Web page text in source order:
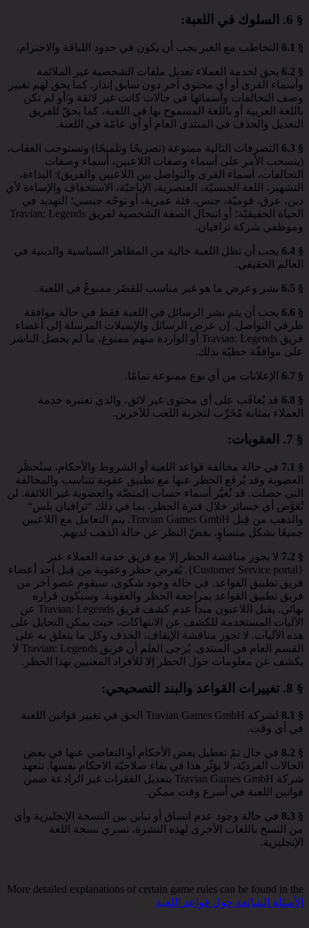
§ 6. السلوك في اللعبة:
§ 6.1 التخاطب مع الغير يجب أن يكون في حدود اللباقة والاحترام.
§ 6.2
يحق لخدمة العملاء تعديل ملفات الشخصية غير الملائمة
وأسماء القرى أو أي محتوى آخر دون سابق إنذار. كما يحق لهم تغيير
وصف التحالفات وأسمائها في حالات كانت غير لائقة و/أو لم تكن
باللغة العربية أو باللغة المسموح بها في اللعبة، كما يحقّ للفريق
التعديل والحذف في المنتدى العام أو أي عامّة في اللعبة.
§ 6.3
التصرفات التالية ممنوعة (تصريحًا وتلميحًا) وتستوجب العقاب،
(ينسحب الأمر على أسماء وصفات اللاعبين، أسماء وصفات
التحالفات، أسماء القرى والتواصل بين اللاعبين والفريق): البذاءة،
التشهير، اللغة الجنسيّة، العنصرية، الإباحيّة، الاستخفاف والإساءة لأي
دين، عرق، قوميّة، جنس، فئة عمرية، أو توجّه جنسي؛ التهديد في
الحياة الحقيقيّة؛ أو انتحال الصفة الشخصية لفريق Travian: Legends
وموظفي شركة ترافيان.
§ 6.4
يجب أن تظل اللعبة خالية من المظاهر السياسية والدينية في
العالم الحقيقي.
§ 6.5 نشر وعرض ما هو غير مناسب للقصّر ممنوعٌ في اللعبة.
§ 6.6
يجب أن يتم نشر الرسائل في اللعبة فقط في حالة موافقة
طرفي التواصل. إن عرض الرسائل والإيميلات المرسلة إلى أعضاء
فريق Travian: Legends أو الواردة منهم ممنوع، ما لم يحصل الناشر
على موافقّة خطيّة بذلك.
§ 6.7 الإعلانات من أي نوع ممنوعة تمامًا.
§ 6.8
قد يُعاقَب على أي محتوى غير لائق، والذي تعتبره خدمة
العملاء بمثابة مُخَرِّب لتجربة اللعب للآخرين.
§ 7. العقوبات:
§ 7.1
في حالة مخالفة قواعد اللعبة أو الشروط والأحكام، ستُحظَر
العضوية وقد يُرفَع الحظر عنها مع تطبيق عقوبة تتناسب والمخالفة
التي حصلت. قد تُغيَّر أسماء حساب المنصَّة والعضوية غير اللائقة. لن
تُعَوَّض أي خسائر خلال فترة الحظر، بما في ذلك “ترافيان بلس“
والذهب من قِبل Travian Games GmbH. يتم التعامل مع اللاعبين
جميعًا بشكل متساوٍ، بغضّ النظر عن حالة الذهب لديهم.
§ 7.2
لا يجوز مناقشة الحظر إلا مع فريق خدمة العملاء عبر
{Customer Service portal}. يُفرض حظر وعقوبة من قِبل أحد أعضاء
فريق تطبيق القواعد. في حالة وجود شكوى، سيقوم عضو آخر من
فريق تطبيق القواعد بمراجعة الحظر والعقوبة. وسيكون قراره
نهائي. يقبل اللاعبون مبدأ عدم كشف فريق Travian: Legends عن
الآليات المستخدمة للكشف عن الانتهاكات، حيث يمكن التحايل على
هذه الآليات. لا تجوز مناقشة الإيقاف، الحذف وكل ما يتعلق به على
القسم العام في المنتدى. يُرجى العلم أن فريق Travian: Legends لا
يكشف عن معلومات حول الحظر إلا للأفراد المعنيين بهذا الحظر.
§ 8. تغييرات القواعد والبند التصحيحي:
§ 8.1
لشركة Travian Games GmbH الحق في تغيير قوانين اللعبة
في أي وقت.
§ 8.2
في حال تمّ تعطيل بعض الأحكام أو التغاضي عنها في بعض
الحالات الفرديّة، لا يؤثّر هذا في بقاء صلاحيّة الاحكام نفسها. تتعهد
شركة Travian Games GmbH بتعديل الفقرات غير الرادعة ضمن
قوانين اللعبة في أسرع وقت ممكن.
§ 8.3
في حالة وجود عدم اتساق أو تباين بين النسخة الإنجليزية وأي
من النسخ باللغات الأخرى لهذه النشرة، تسري نسخة اللغة
الإنجليزية.
More detailed explanations of certain game rules can be found in the
الأسئلة الشائعة حول قواعد اللعبة